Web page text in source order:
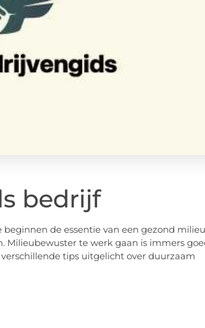
bedrijf
de essentie van een gezond
Milieubewuster te werk gaan is immers
tips uitgelicht over duurzaam